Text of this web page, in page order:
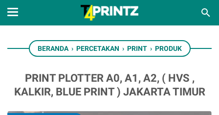
BERANDA › PERCETAKAN › PRINT › PRODUK
PRINT PLOTTER A0, A1, A2, ( HVS ,
KALKIR, BLUE PRINT ) JAKARTA TIMUR